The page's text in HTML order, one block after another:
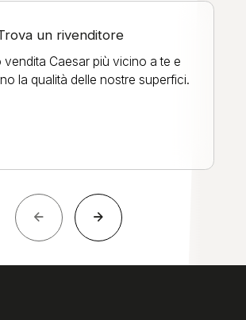
un rivenditore
vendita Caesar più vicino a te e
la qualità delle nostre superfici.